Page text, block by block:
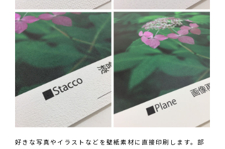
好きな写真やイラストなどを壁紙素材に直接印刷します。部